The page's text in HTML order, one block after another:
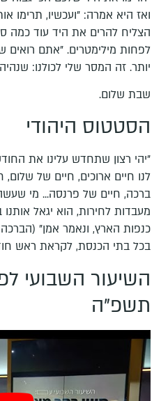
ואז היא אמרה: "ועכשיו, תרימו
הצליח להרים את היד עוד כמה
לפחות מילימטרים. "אתם
יותר. זה המסר שלי לכולנו:
שבת שלום.
הסטטוס היהודי
"יהי רצון שתחדש עלינו את
לנו חיים ארוכים, חיים של
ברכה, חיים של פרנסה... מי שעשה
מעבדות לחירות, הוא יגאל
כנפות הארץ, ונאמר אמן"
בכל בתי הכנסת, לקראת ראש
השיעור השבועי
תשפ"ה